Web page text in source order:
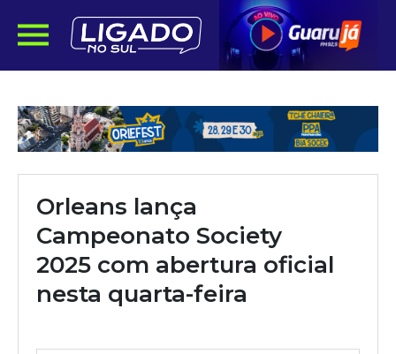
Orleans lança
Campeonato Society
2025 com abertura oficial
nesta quarta-feira